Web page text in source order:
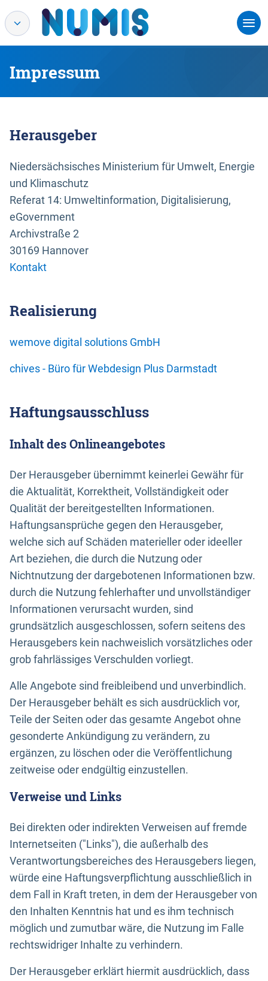
Impressum
Herausgeber
Niedersächsisches Ministerium für Umwelt, Energie
und Klimaschutz
Referat 14: Umweltinformation, Digitalisierung,
eGovernment
Archivstraße 2
30169 Hannover
Kontakt
Realisierung
wemove digital solutions GmbH
chives - Büro für Webdesign Plus Darmstadt
Haftungsausschluss
Inhalt des Onlineangebotes
Der Herausgeber übernimmt keinerlei Gewähr für
die Aktualität, Korrektheit, Vollständigkeit oder
Qualität der bereitgestellten Informationen.
Haftungsansprüche gegen den Herausgeber,
welche sich auf Schäden materieller oder ideeller
Art beziehen, die durch die Nutzung oder
Nichtnutzung der dargebotenen Informationen bzw.
durch die Nutzung fehlerhafter und unvollständiger
Informationen verursacht wurden, sind
grundsätzlich ausgeschlossen, sofern seitens des
Herausgebers kein nachweislich vorsätzliches oder
grob fahrlässiges Verschulden vorliegt.
Alle Angebote sind freibleibend und unverbindlich.
Der Herausgeber behält es sich ausdrücklich vor,
Teile der Seiten oder das gesamte Angebot ohne
gesonderte Ankündigung zu verändern, zu
ergänzen, zu löschen oder die Veröffentlichung
zeitweise oder endgültig einzustellen.
Verweise und Links
Bei direkten oder indirekten Verweisen auf fremde
Internetseiten ("Links"), die außerhalb des
Verantwortungsbereiches des Herausgebers liegen,
würde eine Haftungsverpflichtung ausschließlich in
dem Fall in Kraft treten, in dem der Herausgeber von
den Inhalten Kenntnis hat und es ihm technisch
möglich und zumutbar wäre, die Nutzung im Falle
rechtswidriger Inhalte zu verhindern.
Der Herausgeber erklärt hiermit ausdrücklich, dass